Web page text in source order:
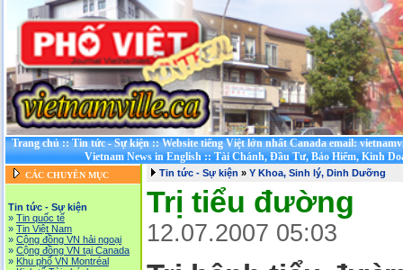
Trang chủ::Tin tức - Sự kiện::Website tiếng Việt lớn nhất Canada email:
Vietnam News in English::Tài Chánh, Đầu Tư, Bảo Hiểm, Kinh
CÁC CHUYÊN MỤC
Tin tức - Sự kiện
» Tin quốc tế
» Tin Việt Nam
» Cộng đồng VN hải ngoại
» Cộng đồng VN tại Canada
» Khu phố VN Montréal
Tin tức - Sự kiện » Y Khoa, Sinh lý, Dinh Dưỡng
Trị tiểu đường
12.07.2007 05:03